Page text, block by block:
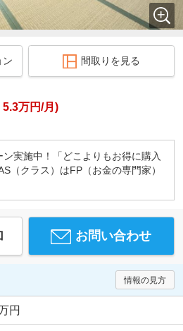
ン 間取りを見る
万円/月)
実施中！「どこよりもお得に購入
（クラス）はFP（お金の専門家）
お問い合わせ
情報の見方
円